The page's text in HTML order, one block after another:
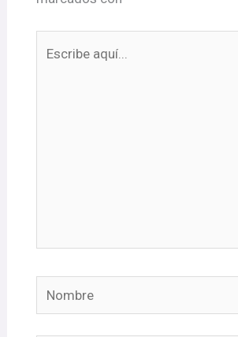
Nombre